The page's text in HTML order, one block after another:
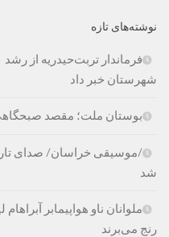
نوشته‌های تازه
شهرستان خبر داد
بوستان ملت؛ مقصد
/موسیقی خراسان/ صدای
شد
ملوانان ناو هواپیمابر
رنج می‌برند